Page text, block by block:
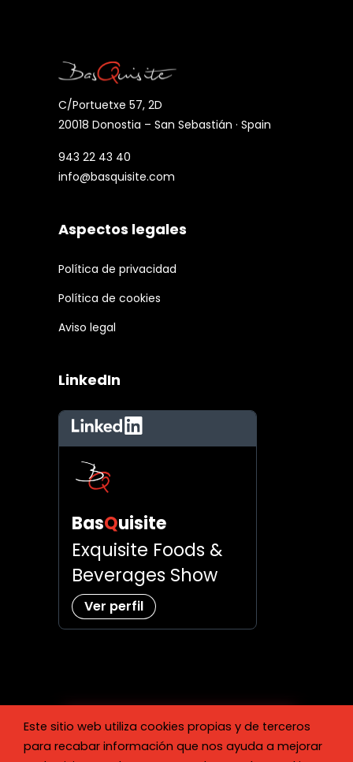
C/Portuetxe 57, 2D
20018 Donostia – San Sebastián · Spain
943 22 43 40
info@basquisite.com
Aspectos legales
Política de privacidad
Política de cookies
Aviso legal
LinkedIn
LinkedIn
BasQuisite
Exquisite Foods &
Beverages Show
Ver perfil
Reserva tu espacio
Este sitio web utiliza cookies propias y de terceros
para recabar información que nos ayuda a mejorar